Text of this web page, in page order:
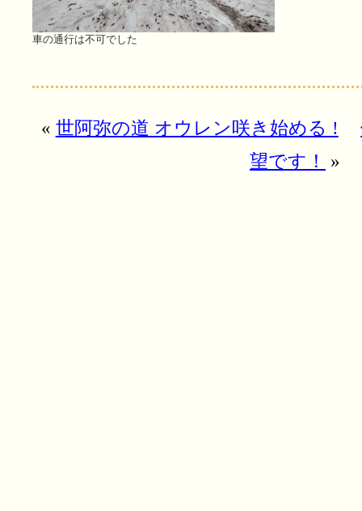
車の通行は不可でした
« 世阿弥の道 オウレン咲き始める !
望です！
»